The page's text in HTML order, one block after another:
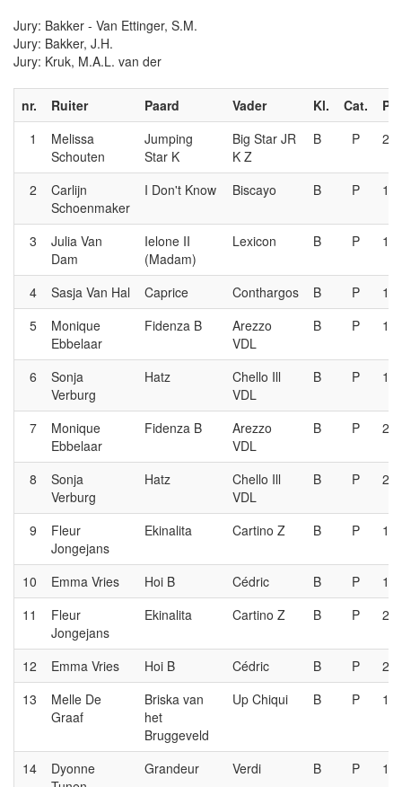
Jury: Bakker - Van Ettinger, S.M.
Jury: Bakker, J.H.
Jury: Kruk, M.A.L. van der
nr. Ruiter Paard Vader Kl. Cat.
1
Melissa
Schouten
Jumping
Star K
Big Star JR
K Z
B P 2e
2
Carlijn
Schoenmaker
I Don't Know Biscayo B P 1e
3
Julia Van
Dam
Ielone II
(Madam)
Lexicon B P 1e
4 Sasja Van Hal Caprice Conthargos B P
1e
5
Monique
Ebbelaar
Fidenza B
Arezzo
VDL
B P 1e
6
Sonja
Verburg
Hatz
Chello Ill
VDL
B P 1e
7
Monique
Ebbelaar
Fidenza B
Arezzo
VDL
B P 2e
8
Sonja
Verburg
Hatz
Chello Ill
VDL
B P 2e
9
Fleur
Jongejans
Ekinalita Cartino Z B P 1e
10 Emma Vries Hoi B Cédric B P
1e
11
Fleur
Jongejans
Ekinalita Cartino Z B P 2e
12 Emma Vries Hoi B Cédric B P
2e
13
Melle De
Graaf
Briska van
het
Bruggeveld
Up Chiqui B P 1e
14
Dyonne
Grandeur Verdi B P 1e